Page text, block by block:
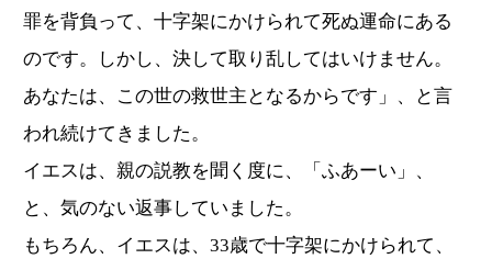
罪を背負って、十字架にかけられて死ぬ運命にある
のです。しかし、決して取り乱してはいけません。
あなたは、この世の救世主となるからです」、と言
われ続けてきました。
イエスは、親の説教を聞く度に、「ふあーい」、
と、気のない返事していました。
もちろん、イエスは、33歳で十字架にかけられて、